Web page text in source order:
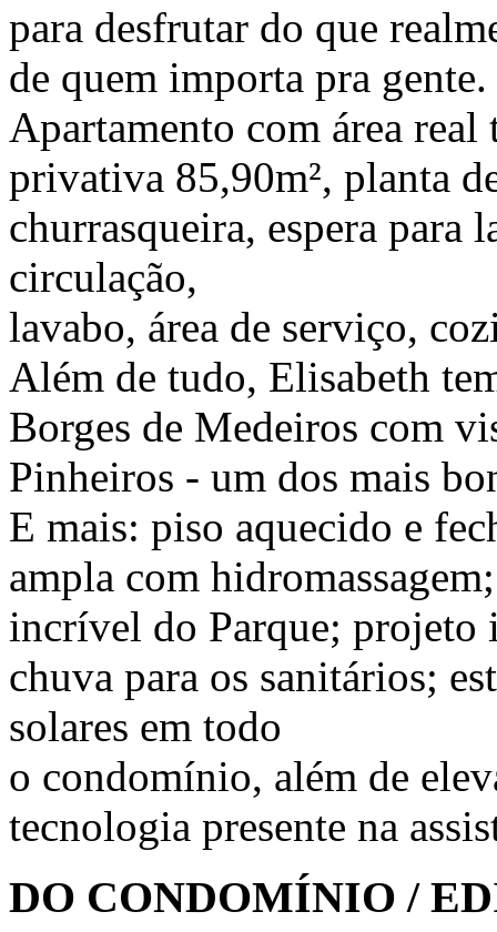
para desfrutar do que
de quem importa pra gente.
Apartamento com área real
privativa 85,90m², planta
churrasqueira, espera para
circulação,
lavabo, área de serviço,
Além de tudo, Elisabeth
Borges de Medeiros com
Pinheiros - um dos mais
E mais: piso aquecido e
ampla com
incrível do Parque; projeto
chuva para os sanitários;
solares em todo
o condomínio, além de
tecnologia presente na
DO CONDOMÍNIO /